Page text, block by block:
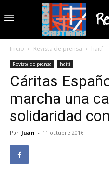
Inicio Revista de prensa haití
Revista de prensa haití
Cáritas
marcha una
solidaridad
Por Juan - 11 octubre 2016